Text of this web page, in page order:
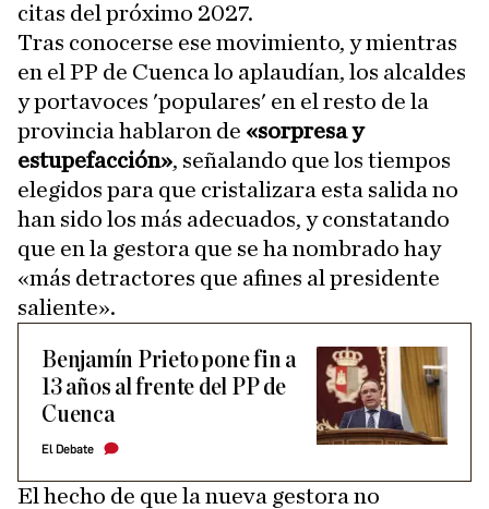
citas del próximo 2027.
Tras conocerse ese movimiento, y mientras
en el PP de Cuenca lo aplaudían, los alcaldes
y portavoces 'populares' en el resto de la
provincia hablaron de «sorpresa y
estupefacción», señalando que los tiempos
elegidos para que cristalizara esta salida no
han sido los más adecuados, y constatando
que en la gestora que se ha nombrado hay
«más detractores que afines al presidente
saliente».
Benjamín Prieto pone fin a
13 años al frente del PP de
Cuenca
El Debate
El hecho de que la nueva gestora no